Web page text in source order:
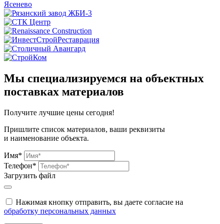
Мы специализируемся на объектных
поставках материалов
Получите лучшие цены сегодня!
Пришлите список материалов, ваши реквизиты
и наименование объекта.
Имя*
Телефон*
Загрузить файл
Нажимая кнопку отправить, вы даете согласие на
обработку персональных данных